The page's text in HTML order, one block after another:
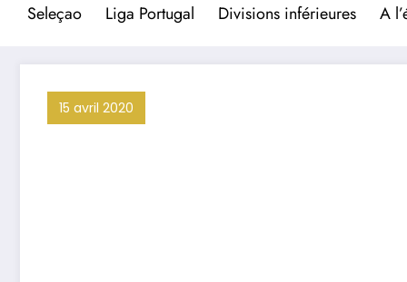
Seleçao Liga Portugal Divisions inférieures A
15 avril 2020